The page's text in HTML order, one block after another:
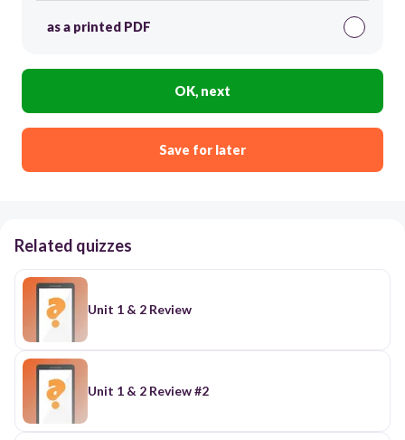
as a printed PDF
OK, next
Save for later
Related quizzes
Unit 1 & 2 Review
Unit 1 & 2 Review #2